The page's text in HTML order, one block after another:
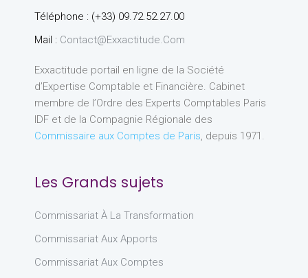
Téléphone : (+33) 09.72.52.27.00
Mail : Contact@exxactitude.com
Exxactitude portail en ligne de la Société
d’Expertise Comptable et Financière. Cabinet
membre de l’Ordre des Experts Comptables Paris
IDF et de la Compagnie Régionale des
Commissaire aux Comptes de Paris, depuis 1971.
Les Grands sujets
Commissariat À La Transformation
Commissariat Aux Apports
Commissariat Aux Comptes